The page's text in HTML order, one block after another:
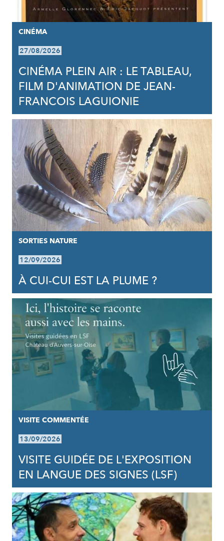
CINÉMA
27/08/2026
CINÉMA PLEIN AIR : LE TABLEAU,
FILM D'ANIMATION DE JEAN-
FRANCOIS LAGUIONIE
SORTIES NATURE
12/09/2026
À CUI-CUI EST LA PLUME ?
VISITE COMMENTÉE
13/09/2026
VISITE GUIDÉE DE L'EXPOSITION
EN LANGUE DES SIGNES (LSF)